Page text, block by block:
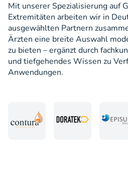
Mit unserer Spezialisierung auf
Extremitäten arbeiten wir in
ausgewählten Partnern
Ärzten eine breite Auswahl
zu bieten – ergänzt durch
und tiefgehendes Wissen zu
Anwendungen.